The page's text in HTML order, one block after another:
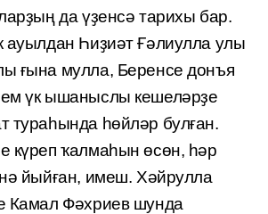
да үҙенсә тарихы бар.
ауылдан Һиҙиәт Ғәлиулла улы
ғына мулла, Беренсе донъя
үк ышаныслы кешеләрҙе
тураһында һөйләр булған.
күреп ҡалмаһын өсөн, һәр
йыйған, имеш. Хәйрулла
Камал Фәхриев шунда